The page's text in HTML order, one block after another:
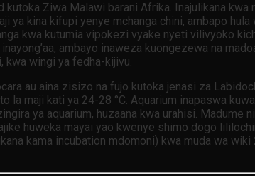
Ziwa Malawi barani Afrika. Inajulikana kwa
ya kina kifupi yenye mchanga chini, ambapo
kwa kutumia vipokezi vyake nyeti vilivyoko
ambayo inaweza kuongezewa na
kwa wingi ya fedha-kijivu.
au aina zisizo na fujo kutoka jenasi za
la maji kati ya 24-28 °C. Aquarium inapaswa
ya aquarium, huzaana kwa urahisi. Madume
huweka mayai yao kwenye shimo dogo
kama incubation mdomoni) kwa muda wa